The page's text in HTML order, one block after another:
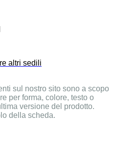
altri sedili
sul nostro sito sono a scopo
per forma, colore, testo o
versione del prodotto.
della scheda.